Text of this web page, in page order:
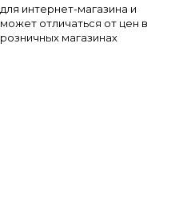
для интернет-магазина и
может отличаться от цен в
розничных магазинах